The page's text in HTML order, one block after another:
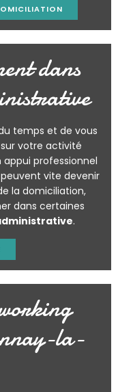
dans
temps et de vous
votre activité
professionnel
vite devenir
la domiciliation,
dans certaines
.
la-